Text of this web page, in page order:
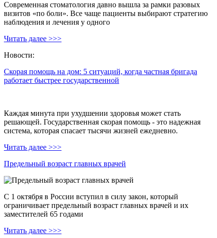
Современная стоматология давно вышла за рамки разовых
визитов «по боли». Все чаще пациенты выбирают стратегию
наблюдения и лечения у одного
Читать далее >>>
Новости:
Скорая помощь на дом: 5 ситуаций, когда частная бригада
работает быстрее государственной
Каждая минута при ухудшении здоровья может стать
решающей. Государственная скорая помощь - это надежная
система, которая спасает тысячи жизней ежедневно.
Читать далее >>>
Предельный возраст главных врачей
С 1 октября в России вступил в силу закон, который
ограничивает предельный возраст главных врачей и их
заместителей 65 годами
Читать далее >>>